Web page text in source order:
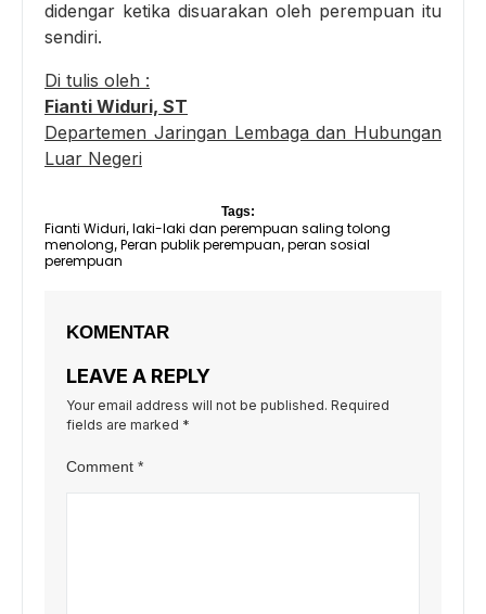
didengar ketika disuarakan oleh perempuan itu
sendiri.
Di tulis oleh :
Fianti Widuri, ST
Departemen Jaringan Lembaga dan Hubungan
Luar Negeri
Tags:
Fianti Widuri, laki-laki dan perempuan saling tolong
menolong, Peran publik perempuan, peran sosial
perempuan
KOMENTAR
LEAVE A REPLY
Your email address will not be published. Required
fields are marked *
Comment *